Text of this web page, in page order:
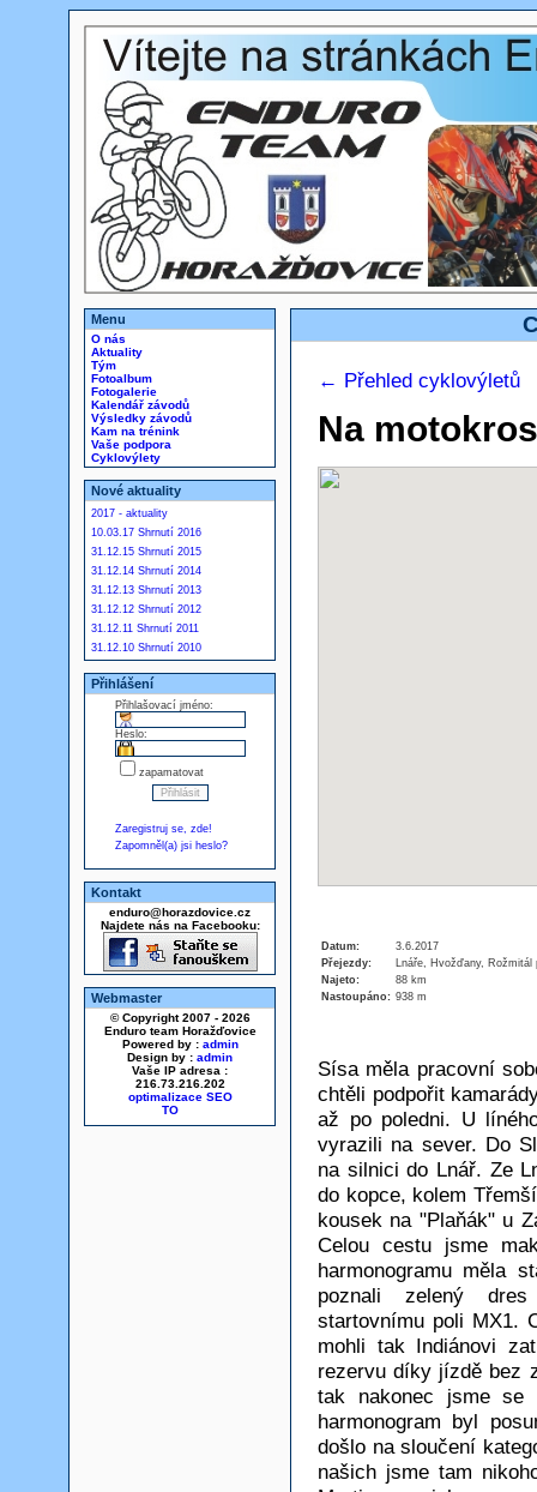
Menu
O nás
Aktuality
Tým
Fotoalbum
Fotogalerie
Kalendář závodů
Výsledky závodů
Kam na trénink
Vaše podpora
Cyklovýlety
Nové aktuality
2017 - aktuality
10.03.17 Shrnutí 2016
31.12.15 Shrnutí 2015
31.12.14 Shrnutí 2014
31.12.13 Shrnutí 2013
31.12.12 Shrnutí 2012
31.12.11 Shrnutí 2011
31.12.10 Shrnutí 2010
Přihlášení
Přihlašovací jméno:
Heslo:
zapamatovat
Zaregistruj se, zde!
Zapomněl(a) jsi heslo?
Kontakt
enduro@horazdovice.cz
Najdete nás na Facebooku:
Webmaster
© Copyright 2007 - 2026
Enduro team Horažďovice
Powered by : admin
Design by : admin
Vaše IP adresa :
216.73.216.202
optimalizace SEO
← Přehled cyklovýletů
Na
Datum:
3.6.2017
Přejezdy:
Lnáře, Hvožďany,
Najeto:
88 km
Nastoupáno: 938 m
Sísa měla pracovní
chtěli podpořit
až po poledni. U
vyrazili na sever. Do
na silnici do Lnář. Ze
do kopce, kolem
kousek na "Plaňák" u
Celou cestu jsme
harmonogramu měla
poznali zelený
startovnímu poli MX1.
mohli tak Indiánovi
rezervu díky jízdě bez
tak nakonec jsme se
harmonogram byl
došlo na sloučení
našich jsme tam